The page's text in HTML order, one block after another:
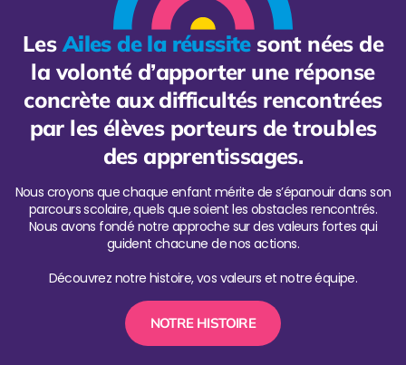
LesAiles de la réussitesont nées de
la volonté d’apporter une réponse
concrète aux difficultés rencontrées
par les élèves porteurs de troubles
des apprentissages.
Nous croyons que chaque enfant mérite de s’épanouir dans son
parcours scolaire, quels que soient les obstacles rencontrés.
Nous avons fondé notre approche sur des valeurs fortes qui
guident chacune de nos actions.
Découvrez notre histoire, vos valeurs et notre équipe.
NOTRE HISTOIRE